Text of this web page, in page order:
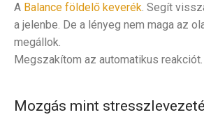
A Balance földelő keverék. Segít
a jelenbe. De a lényeg nem maga az
megállok.
Megszakítom az automatikus reakciót.
Mozgás mint